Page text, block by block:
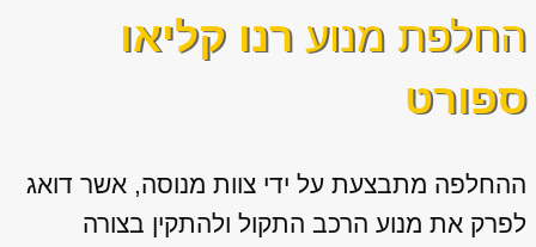
החלפת מנוע רנו קליאו
ספורט
ההחלפה מתבצעת על ידי צוות מנוסה, אשר דואג
לפרק את מנוע הרכב התקול ולהתקין בצורה